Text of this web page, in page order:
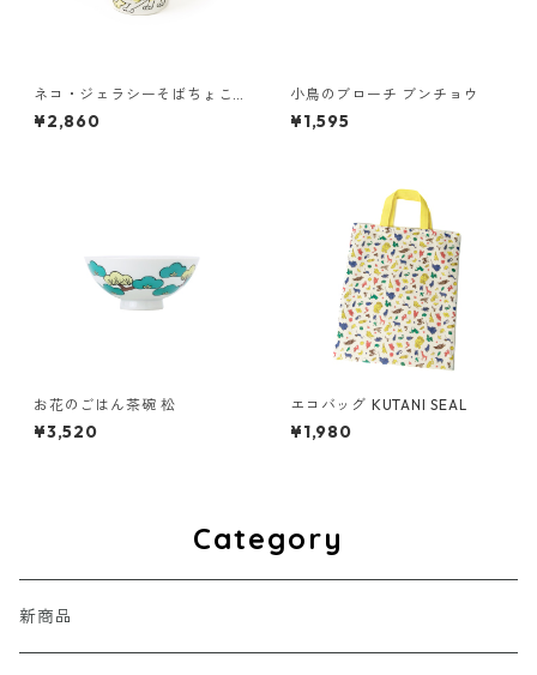
ネコ・ジェラシーそばちょこ
クリーム
¥2,860
小鳥のブローチ ブンチョウ
¥1,595
お花のごはん茶碗 松
¥3,520
エコバッグ KUTANI SEAL
¥1,980
Category
新商品